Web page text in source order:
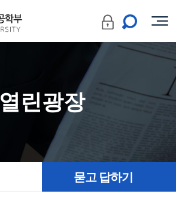
열린광장
묻고 답하기